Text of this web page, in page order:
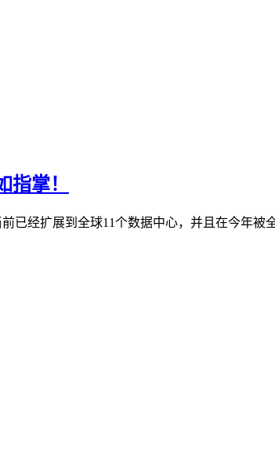
掌！
已经扩展到全球11个数据中心，并且在今年被